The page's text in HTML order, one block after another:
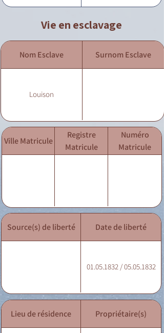
Vie en esclavage
Nom Esclave Surnom Esclave
Louison
Ville Matricule
Registre
Matricule
Numéro
Matricule
Source(s) de liberté Date de liberté
01.05.1832 / 05.05.1832
Lieu de résidence Propriétaire(s)